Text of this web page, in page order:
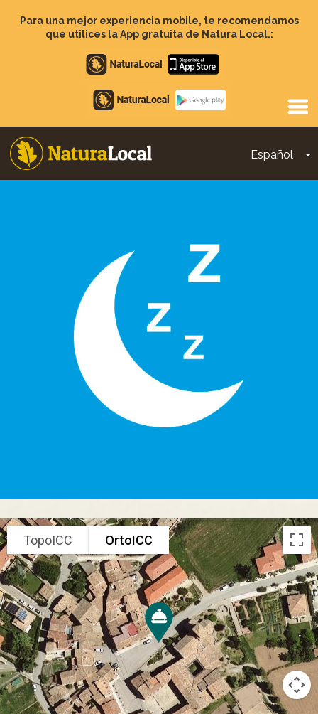
contenido
Para una mejor experiencia mobile, te recomendamos
que utilices la App gratuita de Natura Local.:
Apple
store
Google
Play
Español
Main
TopoICC OrtoICC